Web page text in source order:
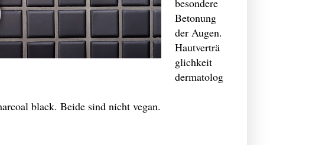
besondere
Betonung
der Augen.
Hautverträ
glichkeit
dermatolog
black. Beide sind nicht vegan.